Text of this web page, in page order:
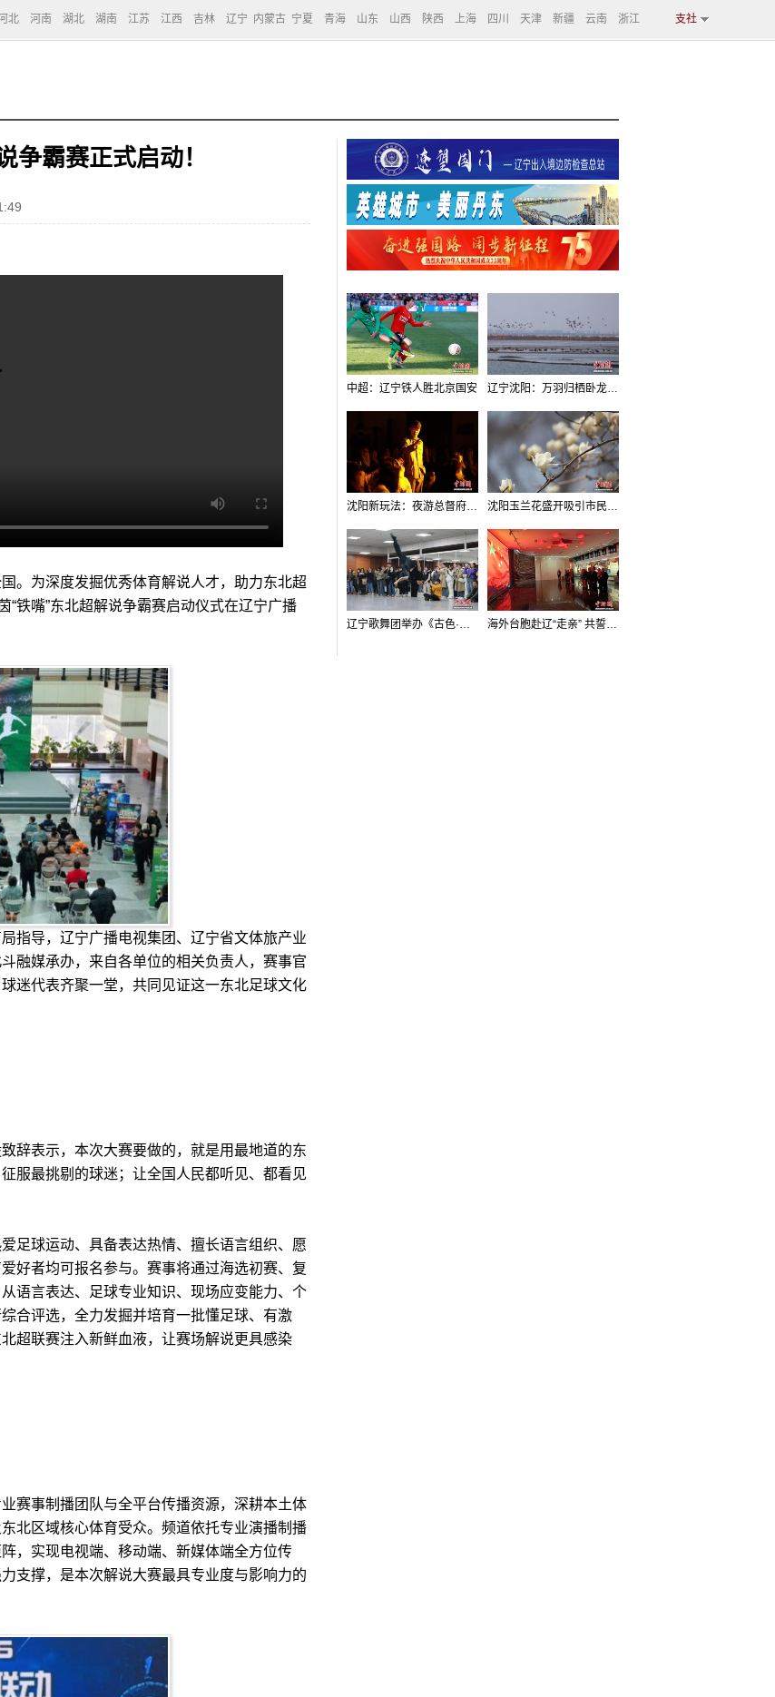
北 河南 湖北 湖南 江苏 江西 吉林 辽宁 内蒙古 宁夏 青海 山东 山西 陕西 上海 四川 天津 新疆 云南 浙江 支社
争霸赛正式启动！
。 为深度发掘优秀体育解说人才，助力东北超
“铁嘴”东北超解说争霸赛启动仪式在辽宁广播
指导，辽宁广播电视集团、辽宁省文体旅产业
融媒承办，来自各单位的相关负责人，赛事官
迷代表齐聚一堂，共同见证这一东北足球文化
辞表示，本次大赛要做的，就是用最地道的东
服最挑剔的球迷；让全国人民都听见、都看见
爱足球运动、具备表达热情、擅长语言组织、愿
好者均可报名参与。赛事将通过海选初赛、复
语言表达、足球专业知识、现场应变能力、个
合评选，全力发掘并培育一批懂足球、有激
北超联赛注入新鲜血液，让赛场解说更具感染
赛事制播团队与全平台传播资源，深耕本土体
北区域核心体育受众。频道依托专业演播制播
， 实现电视端、移动端、新媒体端全方位传
支撑，是本次解说大赛最具专业度与影响力的
中超：辽宁铁人胜北京国安 辽宁沈阳：万羽归栖卧龙湖看群鸟齐飞
沈阳新玩法：夜游总督府，当一回“赴宴者” 沈阳玉兰花盛开吸引市民打卡
辽宁歌舞团举办《古色·国宝辽宁》排练开放日活动 海外台胞赴辽“走亲” 共誓“和平初心”